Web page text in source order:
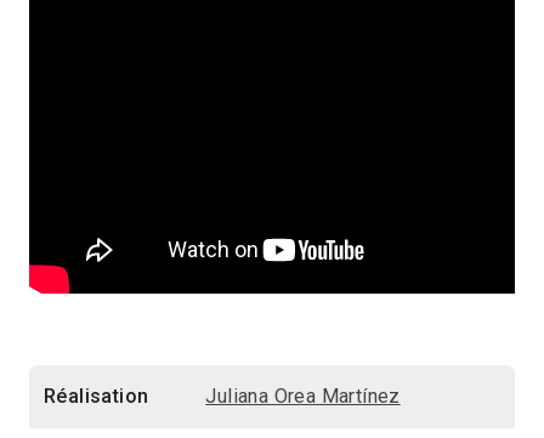
Réalisation Juliana Orea Martínez